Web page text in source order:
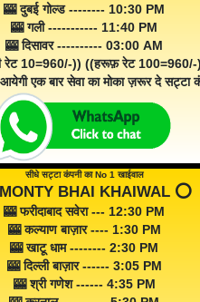
🎰 दुबई गोल्ड -------- 10:30 PM
🎰 गली ----------- 11:40 PM
🎰 दिसावर ---------- 03:00 AM
रेट 10=960/-)) ((हरूफ़ रेट 100=960/-
एक बार सेवा का मोका ज़रूर दे सट्टा
सीधे सट्टा कंपनी का No 1 खाईवाल
BHAI KHAIWAL ⭕️
🎰 फरीदाबाद सवेरा --- 12:30 PM
🎰 कल्याण बाज़ार ---- 1:30 PM
🎰 खाटू धाम -------- 2:30 PM
🎰 दिल्ली बाज़ार ------ 3:05 PM
🎰 श्री गणेश ------ 4:35 PM